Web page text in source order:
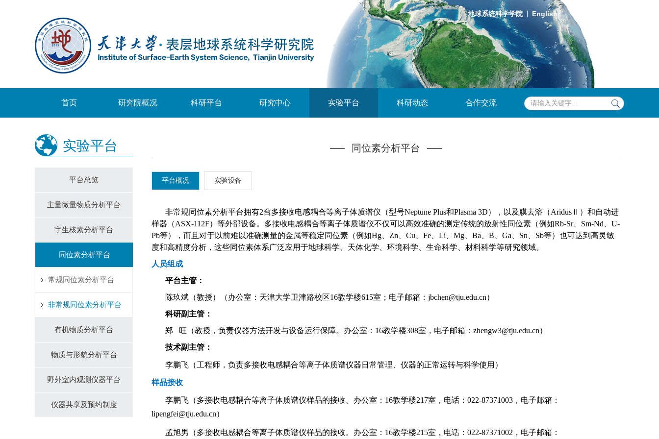
地球系统科学学院 English
首页 研究院概况 科研平台 研究中心 实验平台 科研动态 合作交流
实验平台 同位素分析平台
平台总览
主量微量物质分析平台
宇生核素分析平台
同位素分析平台
常规同位素分析平台
非常规同位素分析平台
有机物质分析平台
物质与形貌分析平台
野外室内观测仪器平台
仪器共享及预约制度
平台概况 实验设备
非常规同位素分析平台拥有2台多接收电感耦合等离子体质谱仪（型号Neptune Plus和Plasma 3D），以及膜去溶（AridusⅡ）和自动进
样器（ASX-112F）等外部设备。多接收电感耦合等离子体质谱仪不仅可以高效准确的测定传统的放射性同位素（例如Rb-Sr、Sm-Nd、U-
Pb等），而且对于以前难以准确测量的金属等稳定同位素（例如Hg、Zn、Cu、Fe、Li、Mg、Ba、B、Ga、Sn、Sb等）也可达到高灵敏
度和高精度分析，这些同位素体系广泛应用于地球科学、天体化学、环境科学、生命科学、材料科学等研究领域。
人员组成
平台主管：
陈玖斌（教授）（办公室：天津大学卫津路校区16教学楼615室；电子邮箱：jbchen@tju.edu.cn）
科研副主管：
郑 旺（教授，负责仪器方法开发与设备运行保障。办公室：16教学楼308室，电子邮箱：zhengw3@tju.edu.cn）
技术副主管：
李鹏飞（工程师，负责多接收电感耦合等离子体质谱仪器日常管理、仪器的正常运转与科学使用）
样品接收
李鹏飞（多接收电感耦合等离子体质谱仪样品的接收。办公室：16教学楼217室，电话：022-87371003，电子邮箱：
lipengfei@tju.edu.cn）
孟旭男（多接收电感耦合等离子体质谱仪样品的接收。办公室：16教学楼215室，电话：022-87371002，电子邮箱：